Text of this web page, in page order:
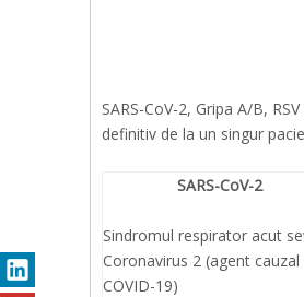
SARS-CoV-2, Gripa A/B,
definitiv de la un singur
SARS-CoV-2
Sindromul respirator acut
Coronavirus 2 (agent cauzal
COVID-19)